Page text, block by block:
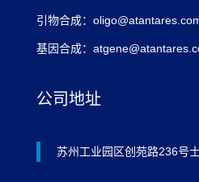
引物合成：
基因合成：
公司地址
苏州工业园区创苑路236号